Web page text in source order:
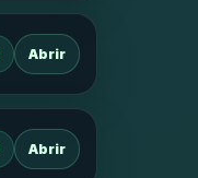
Abrir
Abrir